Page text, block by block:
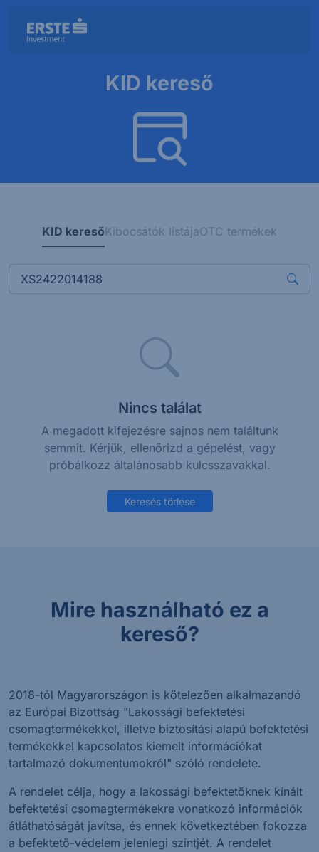
KID kereső
KID keresőKibocsátók listájaOTC termékek
Nincs találat
A megadott kifejezésre sajnos nem találtunk
semmit. Kérjük, ellenőrizd a gépelést, vagy
próbálkozz általánosabb kulcsszavakkal.
Keresés törlése
Mire használható ez a
kereső?
2018-tól Magyarországon is kötelezően alkalmazandó
az Európai Bizottság "Lakossági befektetési
csomagtermékekkel, illetve biztosítási alapú befektetési
termékekkel kapcsolatos kiemelt információkat
tartalmazó dokumentumokról" szóló rendelete.
A rendelet célja, hogy a lakossági befektetőknek kínált
befektetési csomagtermékekre vonatkozó információk
átláthatóságát javítsa, és ennek következtében fokozza
a befektető-védelem jelenlegi szintjét. A rendelet